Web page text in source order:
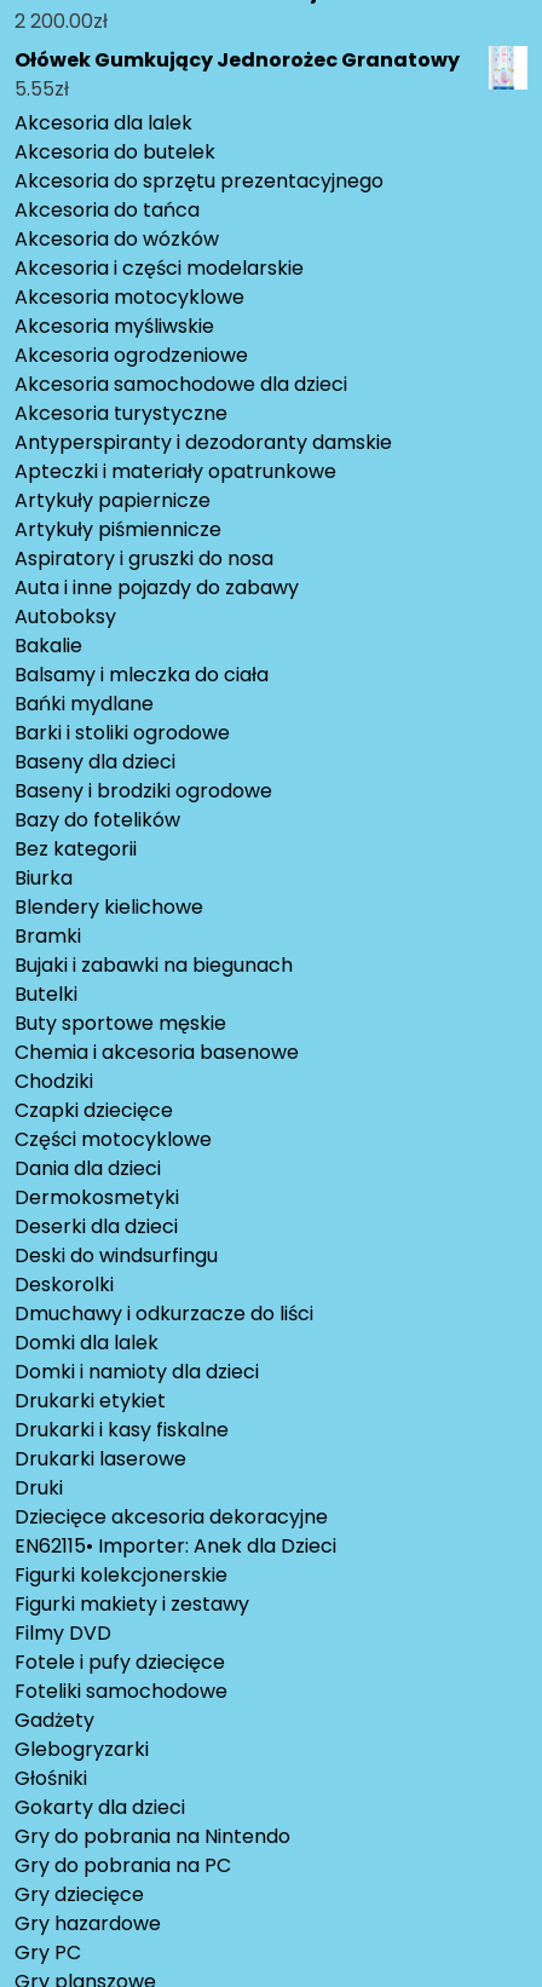
2 200.00zł
Ołówek Gumkujący Jednorożec Granatowy
5.55zł
Akcesoria dla lalek
Akcesoria do butelek
Akcesoria do sprzętu prezentacyjnego
Akcesoria do tańca
Akcesoria do wózków
Akcesoria i części modelarskie
Akcesoria motocyklowe
Akcesoria myśliwskie
Akcesoria ogrodzeniowe
Akcesoria samochodowe dla dzieci
Akcesoria turystyczne
Antyperspiranty i dezodoranty damskie
Apteczki i materiały opatrunkowe
Artykuły papiernicze
Artykuły piśmiennicze
Aspiratory i gruszki do nosa
Auta i inne pojazdy do zabawy
Autoboksy
Bakalie
Balsamy i mleczka do ciała
Bańki mydlane
Barki i stoliki ogrodowe
Baseny dla dzieci
Baseny i brodziki ogrodowe
Bazy do fotelików
Bez kategorii
Biurka
Blendery kielichowe
Bramki
Bujaki i zabawki na biegunach
Butelki
Buty sportowe męskie
Chemia i akcesoria basenowe
Chodziki
Czapki dziecięce
Części motocyklowe
Dania dla dzieci
Dermokosmetyki
Deserki dla dzieci
Deski do windsurfingu
Deskorolki
Dmuchawy i odkurzacze do liści
Domki dla lalek
Domki i namioty dla dzieci
Drukarki etykiet
Drukarki i kasy fiskalne
Drukarki laserowe
Druki
Dziecięce akcesoria dekoracyjne
EN62115• Importer: Anek dla Dzieci
Figurki kolekcjonerskie
Figurki makiety i zestawy
Filmy DVD
Fotele i pufy dziecięce
Foteliki samochodowe
Gadżety
Glebogryzarki
Głośniki
Gokarty dla dzieci
Gry do pobrania na Nintendo
Gry do pobrania na PC
Gry dziecięce
Gry hazardowe
Gry PC